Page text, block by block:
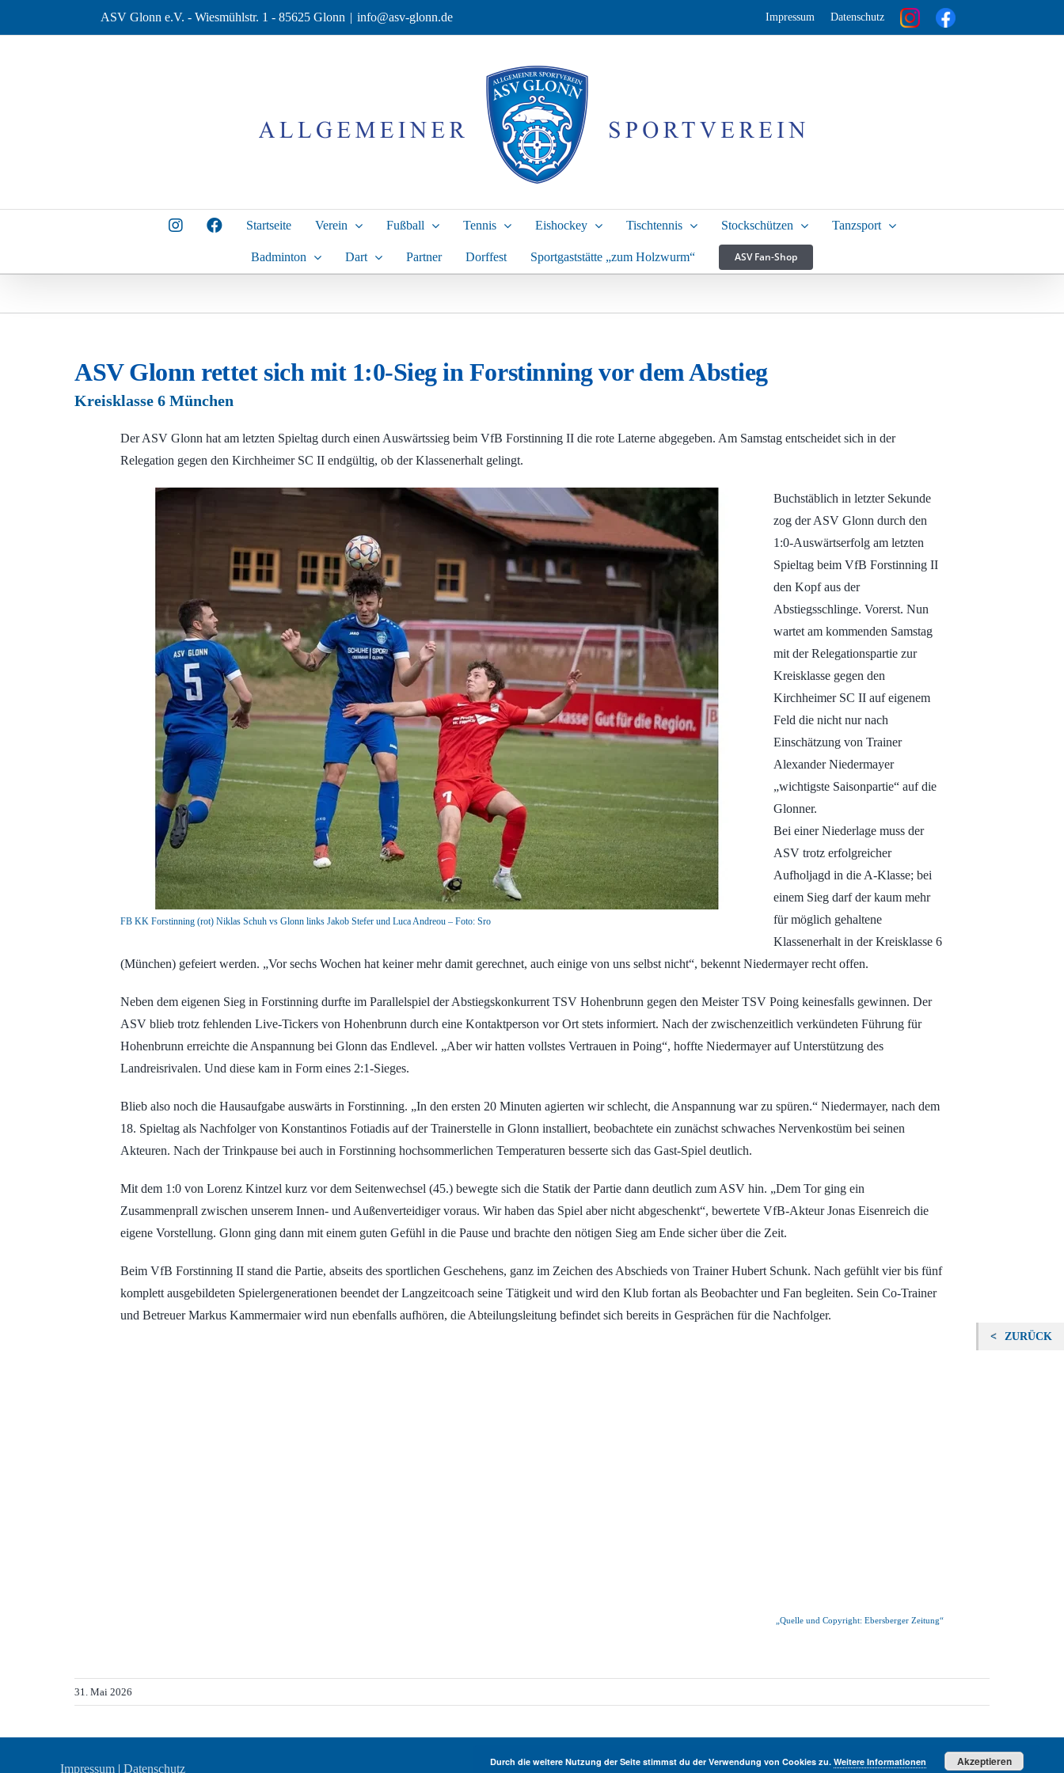
Inhalt
ASV Glonn e.V. - Wiesmühlstr. 1 - 85625 Glonn | info@asv-glonn.de Impressum Datenschutz
Startseite Verein Fußball Tennis Eishockey Tischtennis Stockschützen Tanzsport
Badminton Dart Partner Dorffest Sportgaststätte „zum Holzwurm“ ASV Fan-Shop
ASV Glonn rettet sich mit 1:0-Sieg in Forstinning vor dem Abstieg
Kreisklasse 6 München
Der ASV Glonn hat am letzten Spieltag durch einen Auswärtssieg beim VfB Forstinning II die rote Laterne abgegeben. Am Samstag entscheidet sich in der
Relegation gegen den Kirchheimer SC II endgültig, ob der Klassenerhalt gelingt.
FB KK Forstinning (rot) Niklas Schuh vs Glonn links Jakob Stefer und Luca Andreou – Foto: Sro
Buchstäblich in letzter Sekunde
zog der ASV Glonn durch den
1:0-Auswärtserfolg am letzten
Spieltag beim VfB Forstinning II
den Kopf aus der
Abstiegsschlinge. Vorerst. Nun
wartet am kommenden Samstag
mit der Relegationspartie zur
Kreisklasse gegen den
Kirchheimer SC II auf eigenem
Feld die nicht nur nach
Einschätzung von Trainer
Alexander Niedermayer
„wichtigste Saisonpartie“ auf die
Glonner.
Bei einer Niederlage muss der
ASV trotz erfolgreicher
Aufholjagd in die A-Klasse; bei
einem Sieg darf der kaum mehr
für möglich gehaltene
Klassenerhalt in der Kreisklasse 6
(München) gefeiert werden. „Vor sechs Wochen hat keiner mehr damit gerechnet, auch einige von uns selbst nicht“, bekennt Niedermayer recht offen.
Neben dem eigenen Sieg in Forstinning durfte im Parallelspiel der Abstiegskonkurrent TSV Hohenbrunn gegen den Meister TSV Poing keinesfalls gewinnen. Der
ASV blieb trotz fehlenden Live-Tickers von Hohenbrunn durch eine Kontaktperson vor Ort stets informiert. Nach der zwischenzeitlich verkündeten Führung für
Hohenbrunn erreichte die Anspannung bei Glonn das Endlevel. „Aber wir hatten vollstes Vertrauen in Poing“, hoffte Niedermayer auf Unterstützung des
Landreisrivalen. Und diese kam in Form eines 2:1-Sieges.
Blieb also noch die Hausaufgabe auswärts in Forstinning. „In den ersten 20 Minuten agierten wir schlecht, die Anspannung war zu spüren.“ Niedermayer, nach dem
18. Spieltag als Nachfolger von Konstantinos Fotiadis auf der Trainerstelle in Glonn installiert, beobachtete ein zunächst schwaches Nervenkostüm bei seinen
Akteuren. Nach der Trinkpause bei auch in Forstinning hochsommerlichen Temperaturen besserte sich das Gast-Spiel deutlich.
Mit dem 1:0 von Lorenz Kintzel kurz vor dem Seitenwechsel (45.) bewegte sich die Statik der Partie dann deutlich zum ASV hin. „Dem Tor ging ein
Zusammenprall zwischen unserem Innen- und Außenverteidiger voraus. Wir haben das Spiel aber nicht abgeschenkt“, bewertete VfB-Akteur Jonas Eisenreich die
eigene Vorstellung. Glonn ging dann mit einem guten Gefühl in die Pause und brachte den nötigen Sieg am Ende sicher über die Zeit.
Beim VfB Forstinning II stand die Partie, abseits des sportlichen Geschehens, ganz im Zeichen des Abschieds von Trainer Hubert Schunk. Nach gefühlt vier bis fünf
komplett ausgebildeten Spielergenerationen beendet der Langzeitcoach seine Tätigkeit und wird den Klub fortan als Beobachter und Fan begleiten. Sein Co-Trainer
und Betreuer Markus Kammermaier wird nun ebenfalls aufhören, die Abteilungsleitung befindet sich bereits in Gesprächen für die Nachfolger.
„Quelle und Copyright: Ebersberger Zeitung“
31. Mai 2026
Impressum |Datenschutz
ZURÜCK
Durch die weitere Nutzung der Seite stimmst du der Verwendung von Cookies zu. Weitere Informationen Akzeptieren